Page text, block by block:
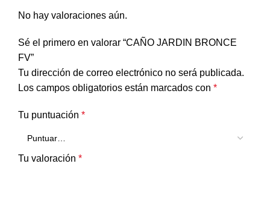
No hay valoraciones aún.
Sé el primero en valorar “CAÑO JARDIN BRONCE
FV”
Tu dirección de correo electrónico no será publicada.
Los campos obligatorios están marcados con *
Tu puntuación *
Tu valoración *